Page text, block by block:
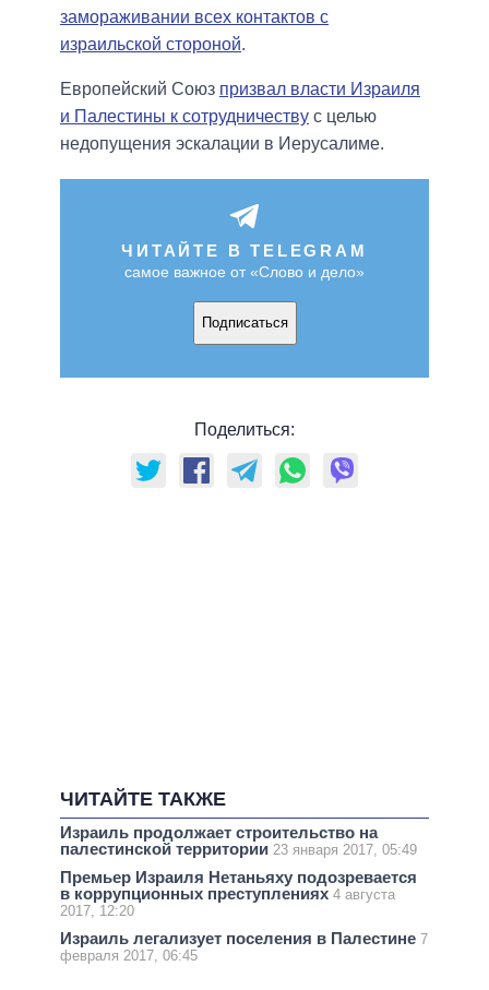
замораживании всех контактов с
израильской стороной.
Европейский Союз призвал власти Израиля
и Палестины к сотрудничеству с целью
недопущения эскалации в Иерусалиме.
ЧИТАЙТЕ В TELEGRAM
самое важное от «Слово и дело»
Подписаться
Поделиться:
ЧИТАЙТЕ ТАКЖЕ
Израиль продолжает строительство на
палестинской территории 23 января 2017, 05:49
Премьер Израиля Нетаньяху подозревается
в коррупционных преступлениях 4 августа
2017, 12:20
Израиль легализует поселения в Палестине 7
февраля 2017, 06:45